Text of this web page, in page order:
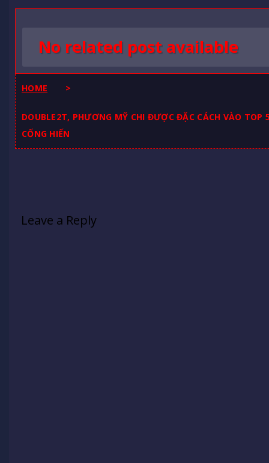
No related post available
HOME >
DOUBLE2T, PHƯƠNG MỸ CHI ĐƯỢC ĐẶC CÁCH VÀO
CỐNG HIẾN
Leave a Reply